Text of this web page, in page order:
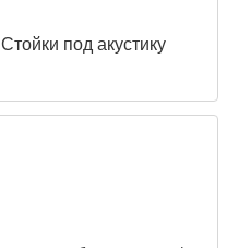
Стойки под акустику